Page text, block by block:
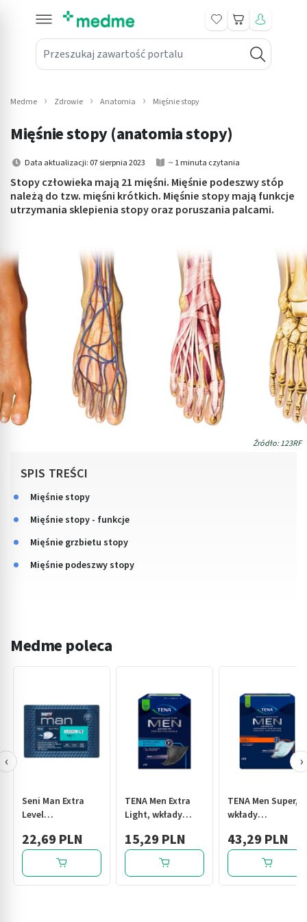
Przeszukaj zawartość portalu
Koszyk
submenu: Leki na receptę
submenu: Kosmetyki
submenu: Higiena
submenu: Intymne
submenu: Wellness
Medme Zdrowie Anatomia Mięśnie stopy
Mięśnie stopy (anatomia stopy)
Data aktualizacji: 07 sierpnia 2023 ~ 1 minuta czytania
Stopy człowieka mają 21 mięśni. Mięśnie podeszwy stóp
należą do tzw. mięśni krótkich. Mięśnie stopy mają funkcje
utrzymania sklepienia stopy oraz poruszania palcami.
Źródło: 123RF
SPIS TREŚCI
Mięśnie stopy
Mięśnie stopy - funkcje
Mięśnie grzbietu stopy
Mięśnie podeszwy stopy
Medme poleca
Seni Man Extra
Level
mężczyzn,15szt
22,69 PLN
TENA Men Extra
Light, wkłady
szt.
15,29 PLN
TENA Men Super,
wkłady
level 3, 20 szt.
43,29 PLN
‹ ›